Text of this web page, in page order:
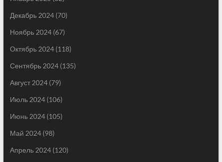
Декабрь 2024(70)
Ноябрь 2024(67)
Октябрь 2024(118)
Сентябрь 2024(135)
Август 2024(79)
Июль 2024(106)
Июнь 2024(105)
Май 2024(98)
Апрель 2024(120)